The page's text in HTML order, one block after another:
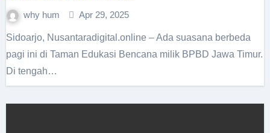
why hum Apr 29, 2025
Sidoarjo, Nusantaradigital.online – Ada suasana berbeda
pagi ini di Taman Edukasi Bencana milik BPBD Jawa Timur.
Di tengah…